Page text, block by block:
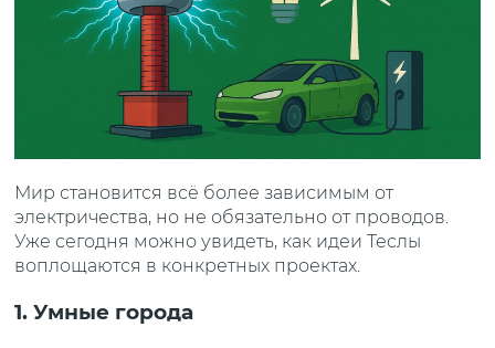
Мир становится всё более зависимым от
электричества, но не обязательно от проводов.
Уже сегодня можно увидеть, как идеи Теслы
воплощаются в конкретных проектах.
1. Умные города